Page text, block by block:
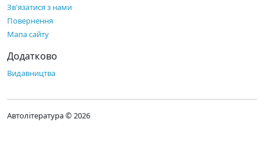
Зв'язатися з нами
Повернення
Мапа сайту
Додатково
Видавництва
Автолітература © 2026